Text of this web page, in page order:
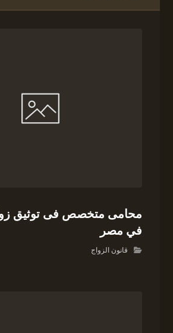
محامى متخصص فى توثيق
في مصر
قانون الزواج